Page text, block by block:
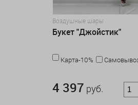
Воздушные шары
Букет "Джойстик"
Карта-10%
4 397 руб.